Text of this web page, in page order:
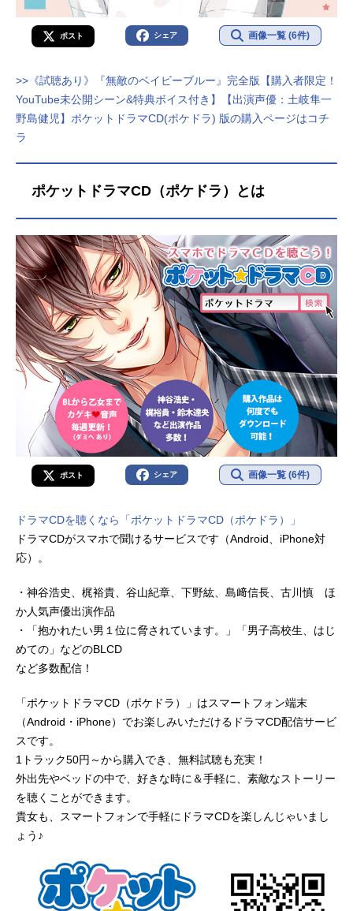
ポスト シェア 画像一覧 (6件)
>>《試聴あり》『無敵のベイビーブルー』完全版【購入者限定！
YouTube未公開シーン&特典ボイス付き】【出演声優：土岐隼一
野島健児】ポケットドラマCD(ポケドラ) 版の購入ページはコチ
ラ
ポケットドラマCD（ポケドラ）とは
ポスト シェア 画像一覧 (6件)
ドラマCDを聴くなら「ポケットドラマCD（ポケドラ）」
ドラマCDがスマホで聞けるサービスです（Android、iPhone対
応）。
・神谷浩史、梶裕貴、谷山紀章、下野紘、島﨑信長、古川慎 ほ
か人気声優出演作品
・「抱かれたい男１位に脅されています。」「男子高校生、はじ
めての」などのBLCD
など多数配信！
「ポケットドラマCD（ポケドラ）」はスマートフォン端末
（Android・iPhone）でお楽しみいただけるドラマCD配信サービ
スです。
1トラック50円～から購入でき、無料試聴も充実！
外出先やベッドの中で、好きな時に＆手軽に、素敵なストーリー
を聴くことができます。
貴女も、スマートフォンで手軽にドラマCDを楽しんじゃいまし
ょう♪